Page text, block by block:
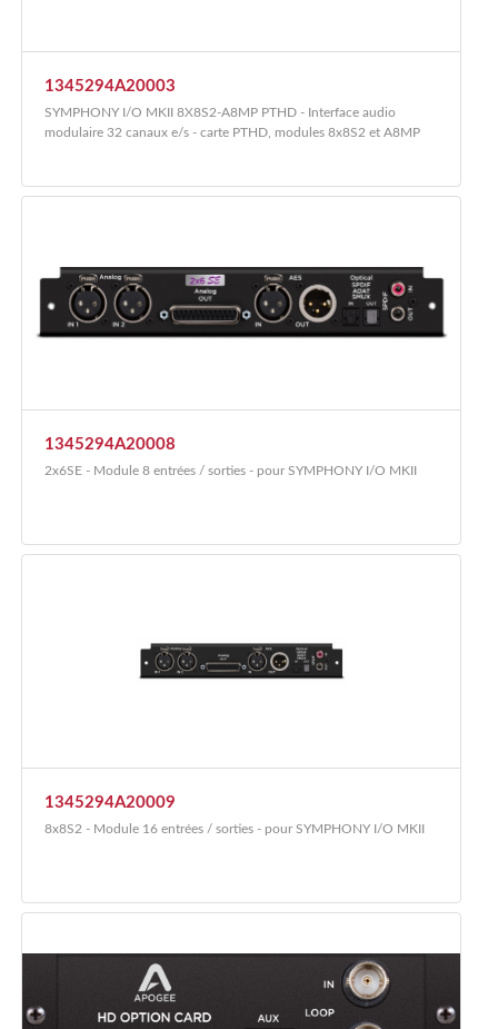
1345294A20003
SYMPHONY I/O MKII 8X8S2-A8MP PTHD - Interface audio
modulaire 32 canaux e/s - carte PTHD, modules 8x8S2 et A8MP
1345294A20008
2x6SE - Module 8 entrées / sorties - pour SYMPHONY I/O MKII
1345294A20009
8x8S2 - Module 16 entrées / sorties - pour SYMPHONY I/O MKII